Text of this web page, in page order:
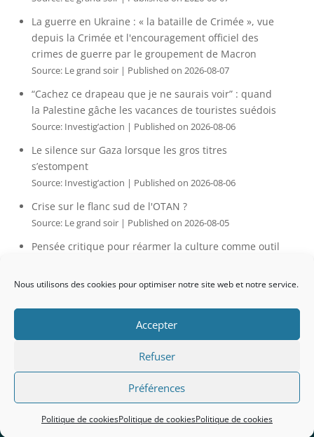
Nous utilisons des cookies pour optimiser notre site web et notre service.
Accepter
Refuser
Préférences
Politique de cookiesPolitique de cookiesPolitique de cookies
La guerre en Ukraine : « la bataille de Crimée », vue
depuis la Crimée et l'encouragement officiel des
crimes de guerre par le groupement de Macron
Source: Le grand soir Published on 2026-08-07
“Cachez ce drapeau que je ne saurais voir” : quand
la Palestine gâche les vacances de touristes suédois
Source: Investig’action Published on 2026-08-06
Le silence sur Gaza lorsque les gros titres
s’estompent
Source: Investig’action Published on 2026-08-06
Crise sur le flanc sud de l'OTAN ?
Source: Le grand soir Published on 2026-08-05
Pensée critique pour réarmer la culture comme outil
2026 : De la consolation à la manipulation
Copyright © 2021 Jecreemonsite - Grotius
International Tous droits réservés----Politique de
cookies---Mentions légales